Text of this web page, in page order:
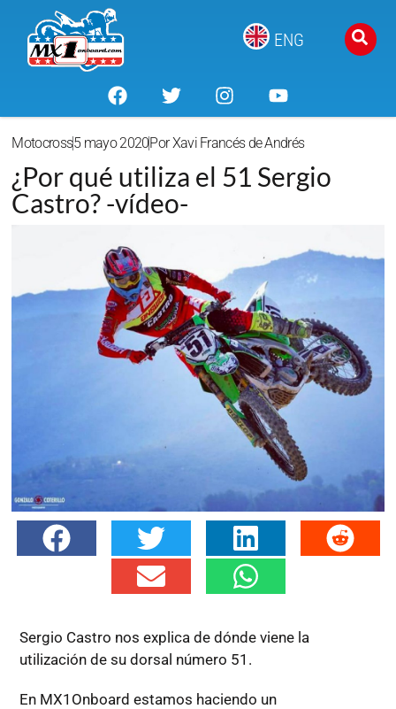
ENG
Motocross5 mayo 2020PorXavi Francés de Andrés
¿Por qué utiliza el 51 Sergio
Castro? -vídeo-
Sergio Castro nos explica de dónde viene la
utilización de su dorsal número 51.
En MX1Onboard estamos haciendo un